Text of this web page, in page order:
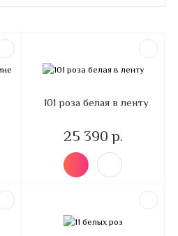
101 роза белая в ленту
25 390 р.